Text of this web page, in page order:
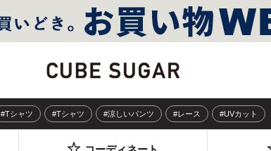
#Tシャツ #Tシャツ #涼しいパンツ #レース #UVカット